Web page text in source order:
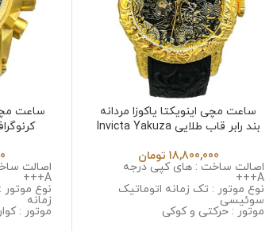
ساعت مچی اینویکتا یاکوزا مردانه
بند رابر قاب طلایی Invicta Yakuza
18,800,000 تومان
اصالت ساخت : های کپی درجه
A+++
نوع موتور : تک زمانه اتوماتیک
سوئیسی
موتور : حرکتی و کوکی
جنس قاب : استینلس استیل ضد
ساعت
اصالت
A+++
نوع
زمانه
موتور :